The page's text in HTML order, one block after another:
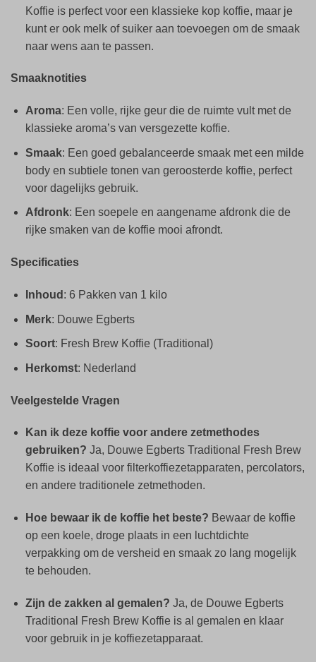
Koffie is perfect voor een klassieke kop koffie, maar je
kunt er ook melk of suiker aan toevoegen om de smaak
naar wens aan te passen.
Smaaknotities
Aroma: Een volle, rijke geur die de ruimte vult met de
klassieke aroma’s van versgezette koffie.
Smaak: Een goed gebalanceerde smaak met een milde
body en subtiele tonen van geroosterde koffie, perfect
voor dagelijks gebruik.
Afdronk: Een soepele en aangename afdronk die de
rijke smaken van de koffie mooi afrondt.
Specificaties
Inhoud : 6 Pakken van 1 kilo
Merk: Douwe Egberts
Soort: Fresh Brew Koffie (Traditional)
Herkomst: Nederland
Veelgestelde Vragen
Kan ik deze koffie voor andere zetmethodes
gebruiken? Ja, Douwe Egberts Traditional Fresh Brew
Koffie is ideaal voor filterkoffiezetapparaten, percolators,
en andere traditionele zetmethoden.
Hoe bewaar ik de koffie het beste? Bewaar de koffie
op een koele, droge plaats in een luchtdichte
verpakking om de versheid en smaak zo lang mogelijk
te behouden.
Zijn de zakken al gemalen? Ja, de Douwe Egberts
Traditional Fresh Brew Koffie is al gemalen en klaar
voor gebruik in je koffiezetapparaat.